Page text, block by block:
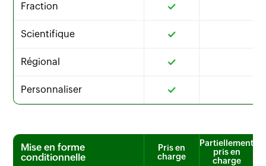
Fraction
Scientifique
Régional
Personnaliser
Mise en forme
conditionnelle
Pris en
charge
Partiellement
pris en
charge